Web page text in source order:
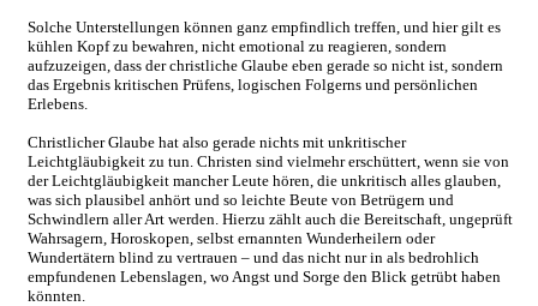
Solche Unterstellungen können ganz empfindlich treffen, und hier gilt es
kühlen Kopf zu bewahren, nicht emotional zu reagieren, sondern
aufzuzeigen, dass der christliche Glaube eben gerade so nicht ist, sondern
das Ergebnis kritischen Prüfens, logischen Folgerns und persönlichen
Erlebens.
Christlicher Glaube hat also gerade nichts mit unkritischer
Leichtgläubigkeit zu tun. Christen sind vielmehr erschüttert, wenn sie von
der Leichtgläubigkeit mancher Leute hören, die unkritisch alles glauben,
was sich plausibel anhört und so leichte Beute von Betrügern und
Schwindlern aller Art werden. Hierzu zählt auch die Bereitschaft, ungeprüft
Wahrsagern, Horoskopen, selbst ernannten Wunderheilern oder
Wundertätern blind zu vertrauen – und das nicht nur in als bedrohlich
empfundenen Lebenslagen, wo Angst und Sorge den Blick getrübt haben
könnten.